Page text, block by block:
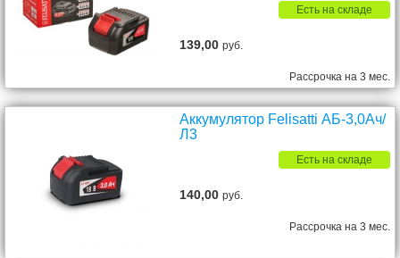
Есть на складе
139,00руб.
Рассрочка на 3 мес.
Аккумулятор Felisatti АБ-3,0Ач/
Л3
Есть на складе
140,00руб.
Рассрочка на 3 мес.